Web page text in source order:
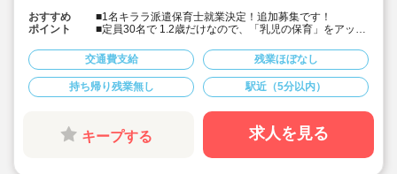
おすすめ
ポイント
■1名キララ派遣保育士就業決定！追加募集です！
■定員30名で 1.2歳だけなので、「乳児の保育」をアット
■書き物無しで保育に集中したい方におススメです！
■19時までの遅番のポジションで、開始時間の相談が可
能です！
■時給1,800円＋交通費支給！
交通費支給 残業ほぼなし
持ち帰り残業無し 駅近（5分以内）
キープする 求人を見る